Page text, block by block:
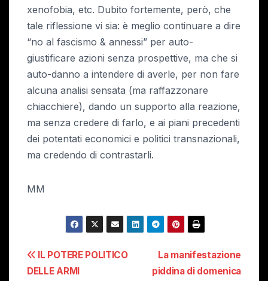
xenofobia, etc. Dubito fortemente, però, che
tale riflessione vi sia: è meglio continuare a dire
“no al fascismo & annessi” per auto-
giustificare azioni senza prospettive, ma che si
auto-danno a intendere di averle, per non fare
alcuna analisi sensata (ma raffazzonare
chiacchiere), dando un supporto alla reazione,
ma senza credere di farlo, e ai piani precedenti
dei potentati economici e politici transnazionali,
ma credendo di contrastarli.
MM
Navigazione
La manifestazione
piddina di domenica
IL POTERE POLITICO
DELLE ARMI